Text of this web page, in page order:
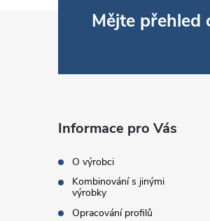
Mějte přehled
Informace pro Vás
O výrobci
Kombinování s jinými
výrobky
Opracování profilů